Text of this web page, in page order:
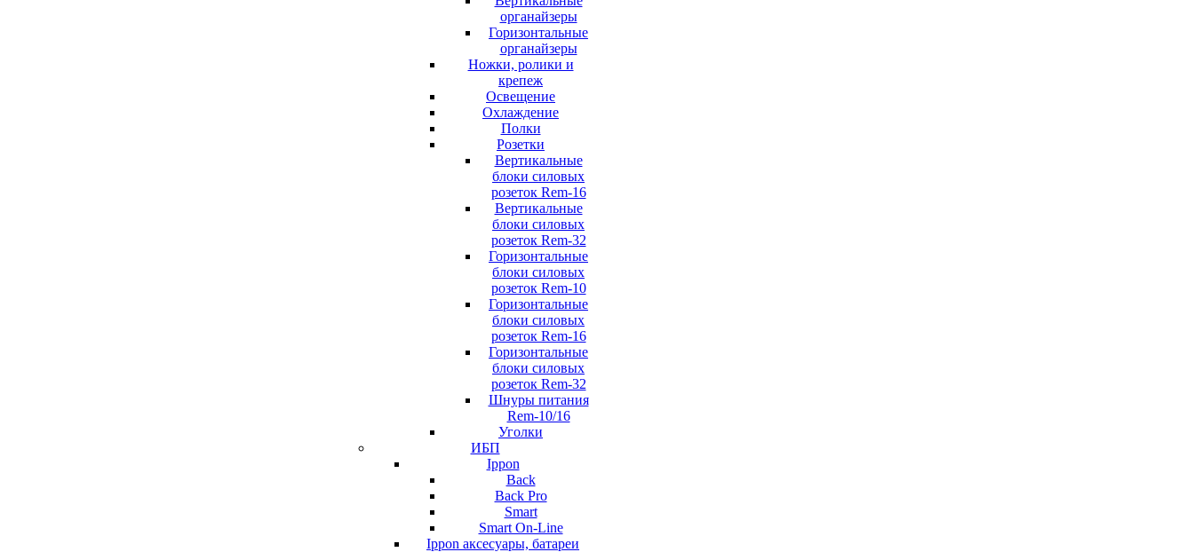
органайзеры
Горизонтальные
органайзеры
Ножки, ролики и
крепеж
Освещение
Охлаждение
Полки
Розетки
Вертикальные
блоки силовых
розеток Rem-16
Вертикальные
блоки силовых
розеток Rem-32
Горизонтальные
блоки силовых
розеток Rem-10
Горизонтальные
блоки силовых
розеток Rem-16
Горизонтальные
блоки силовых
розеток Rem-32
Шнуры питания
Rem-10/16
Уголки
ИБП
Ippon
Back
Back Pro
Smart
Smart On-Line
Ippon аксесуары, батареи